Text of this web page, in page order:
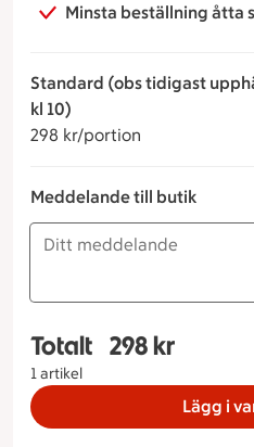
Minsta beställning åtta
Standard (obs tidigast
kl 10)
298 kr/portion
298 kronor per portion
Meddelande till butik
Totalt
1 artikel
Totalt 1 stycken
298 kr
Lägg i